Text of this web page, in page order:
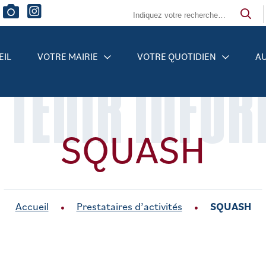
VOTRE MAIRIE VOTRE QUOTIDIEN
SQUASH
Accueil Prestataires d’activités SQUASH